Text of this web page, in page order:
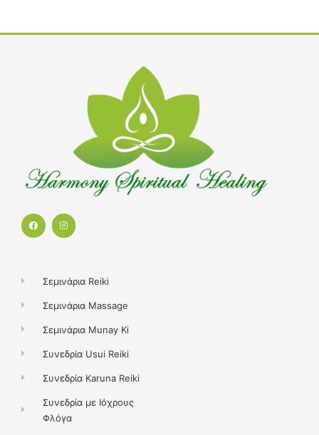
F
a
I
n
m
Σεμινάρια Reiki
Σεμινάρια Massage
Σεμινάρια Munay Ki
Συνεδρία Usui Reiki
Συνεδρία Karuna Reiki
Συνεδρία με Ιόχρους
Φλόγα